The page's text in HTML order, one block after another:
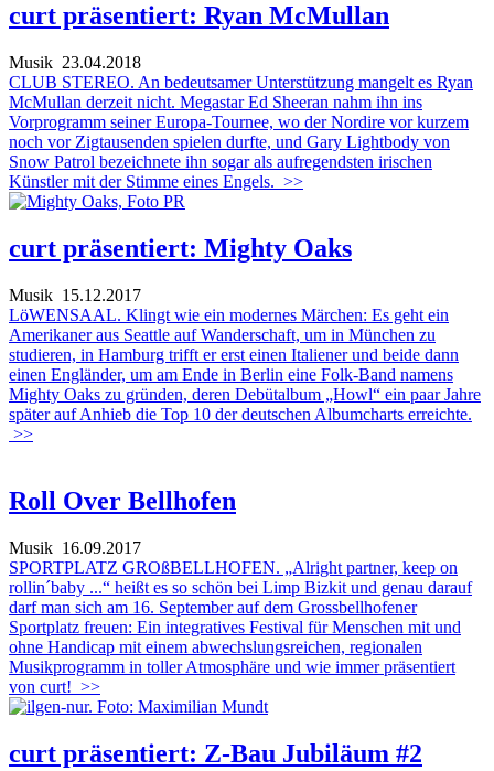
curt präsentiert: Ryan McMullan
Musik 23.04.2018
CLUB STEREO. An bedeutsamer Unterstützung mangelt es Ryan
McMullan derzeit nicht. Megastar Ed Sheeran nahm ihn ins
Vorprogramm seiner Europa-Tournee, wo der Nordire vor kurzem
noch vor Zigtausenden spielen durfte, und Gary Lightbody von
Snow Patrol bezeichnete ihn sogar als aufregendsten irischen
Künstler mit der Stimme eines Engels. >>
curt präsentiert: Mighty Oaks
Musik 15.12.2017
LöWENSAAL. Klingt wie ein modernes Märchen: Es geht ein
Amerikaner aus Seattle auf Wanderschaft, um in München zu
studieren, in Hamburg trifft er erst einen Italiener und beide dann
einen Engländer, um am Ende in Berlin eine Folk-Band namens
Mighty Oaks zu gründen, deren Debütalbum „Howl“ ein paar Jahre
später auf Anhieb die Top 10 der deutschen Albumcharts erreichte.
>>
Roll Over Bellhofen
Musik 16.09.2017
SPORTPLATZ GROßBELLHOFEN. „Alright partner, keep on
rollin´baby ...“ heißt es so schön bei Limp Bizkit und genau darauf
darf man sich am 16. September auf dem Grossbellhofener
Sportplatz freuen: Ein integratives Festival für Menschen mit und
ohne Handicap mit einem abwechslungsreichen, regionalen
Musikprogramm in toller Atmosphäre und wie immer präsentiert
von curt! >>
curt präsentiert: Z-Bau Jubiläum #2